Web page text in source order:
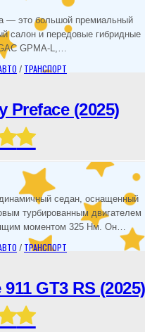
— это большой премиальный
салон и передовые гибридные
GPMA-L,…
/ ТРАНСПОРТ
(2025)
седан, оснащенный
турбированным двигателем
моментом 325 Нм. Он…
/ ТРАНСПОРТ
GT3 RS (2025)